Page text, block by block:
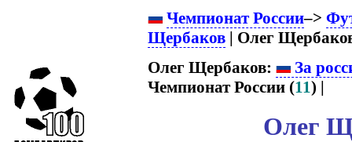
Чемпионат России–>
Щербаков | Олег
Олег Щербаков:
За
Чемпионат России (11) |
Олег